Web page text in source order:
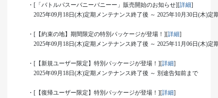
・[「バトルパスーバニーバニーー」販売開始のお知らせ][詳細]
2025年09月18日(木)定期メンテナンス終了後 ～ 2025年10月30日(木)定
・[【約束の地】期間限定の特別パッケージが登場！][詳細]
2025年09月18日(木)定期メンテナンス終了後 ～ 2025年11月06日(木)定
・[【新規ユーザー限定】特別パッケージが登場！][詳細]
2025年09月18日(木)定期メンテナンス終了後 ～ 別途告知前まで
・[【復帰ユーザー限定】特別パッケージが登場！][詳細]